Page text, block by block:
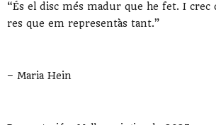
“És el disc més madur que he fet. I crec
res que em representàs tant.”
– Maria Hein